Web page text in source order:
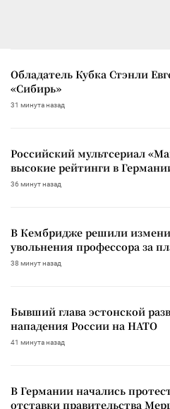
Обладатель Кубка Стэнли
«Сибирь»
31 минута назад
Российский мультсериал
высокие рейтинги в
36 минут назад
В Кембридже решили
увольнения профессора за
38 минут назад
Бывший глава эстонской
нападения России на НАТО
41 минута назад
В Германии начались
отставки правительства